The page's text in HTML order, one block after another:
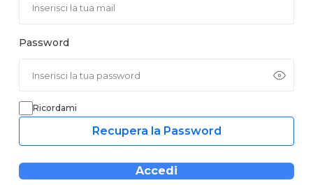
Password
Ricordami
Recupera la Password
Accedi